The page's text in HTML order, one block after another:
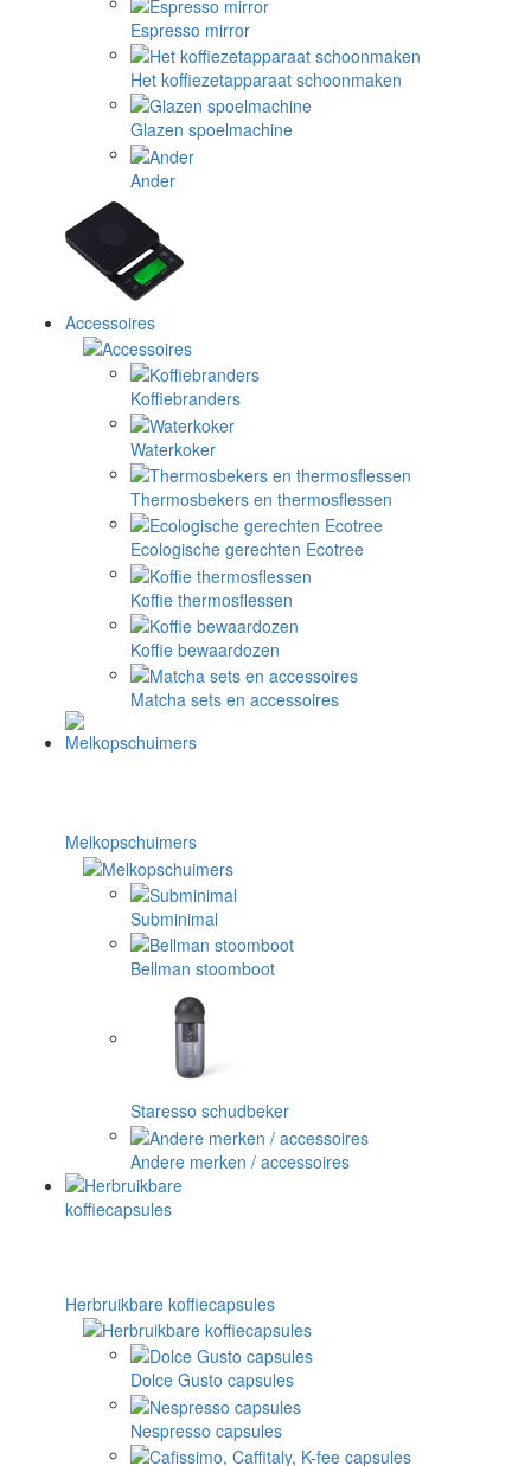
Espresso mirror
Het koffiezetapparaat schoonmaken
Glazen spoelmachine
Ander
Accessoires
Koffiebranders
Waterkoker
Thermosbekers en thermosflessen
Ecologische gerechten Ecotree
Koffie thermosflessen
Koffie bewaardozen
Matcha sets en accessoires
Melkopschuimers
Subminimal
Bellman stoomboot
Staresso schudbeker
Andere merken / accessoires
Herbruikbare koffiecapsules
Dolce Gusto capsules
Nespresso capsules